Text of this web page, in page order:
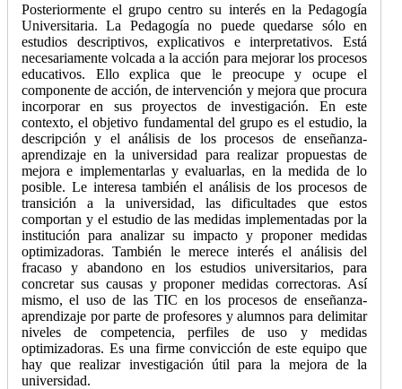
Posteriormente el grupo centro su interés en la Pedagogía
Universitaria. La Pedagogía no puede quedarse sólo en
estudios descriptivos, explicativos e interpretativos. Está
necesariamente volcada a la acción para mejorar los procesos
educativos. Ello explica que le preocupe y ocupe el
componente de acción, de intervención y mejora que procura
incorporar en sus proyectos de investigación. En este
contexto, el objetivo fundamental del grupo es el estudio, la
descripción y el análisis de los procesos de enseñanza-
aprendizaje en la universidad para realizar propuestas de
mejora e implementarlas y evaluarlas, en la medida de lo
posible. Le interesa también el análisis de los procesos de
transición a la universidad, las dificultades que estos
comportan y el estudio de las medidas implementadas por la
institución para analizar su impacto y proponer medidas
optimizadoras. También le merece interés el análisis del
fracaso y abandono en los estudios universitarios, para
concretar sus causas y proponer medidas correctoras. Así
mismo, el uso de las TIC en los procesos de enseñanza-
aprendizaje por parte de profesores y alumnos para delimitar
niveles de competencia, perfiles de uso y medidas
optimizadoras. Es una firme convicción de este equipo que
hay que realizar investigación útil para la mejora de la
universidad.